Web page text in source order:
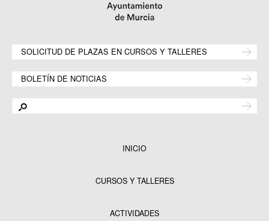
SOLICITUD DE PLAZAS EN CURSOS Y TALLERES
BOLETÍN DE NOTICIAS
INICIO
CURSOS Y TALLERES
ACTIVIDADES